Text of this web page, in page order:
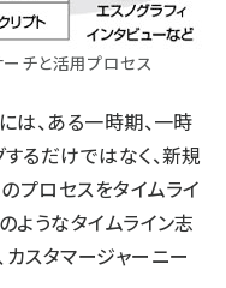
チと活用プロセス
は、ある一時期、一時
るだけではなく、新規
プロセスをタイムライ
ようなタイムライン志
スタマージャーニー